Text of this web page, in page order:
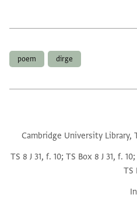
dirge
poem
Cambridge University Library,
TS 8 J 31, f. 10; TS Box 8 J 31, f.
TS